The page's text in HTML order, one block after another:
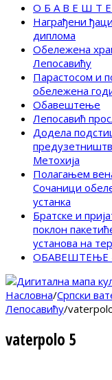
О Б А В Е Ш Т
Награђени
диплома
Обележена
Лепосавићу
Парастосом и
обележена
Обавештење
Лепосавић
Додела
Метохија
Полагањем
Сочаници
устанка
Братске и
поклон
установа на
ОБАВЕШТЕЊЕ –
Насловна/Српски
Лепосавићу/
vaterpolo 5